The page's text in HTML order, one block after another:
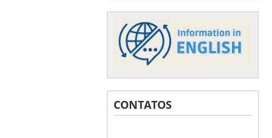
CONTATOS